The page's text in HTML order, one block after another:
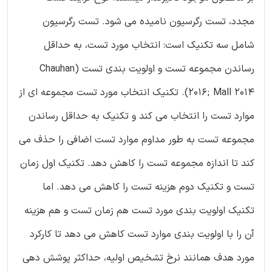
مجدد، تست رگرسیون نامیده می شود. تست رگرسیون
شامل سه تکنیک است: انتخاب مورد تست، به حداقل
رساندن مجموعه تست و اولویت بندی تست (Chauhan
2016; Mall 2014). تکنیک انتخاب مورد تست مجموعه ای از
موارد تست را انتخاب می کند و تکنیک به حداقل رساندن
مجموعه تست به طور مداوم موارد تست اضافی را حذف می
کند تا اندازه مجموعه تست را کاهش دهد. تکنیک اول زمان
تست و تکنیک دوم هزینه تست را کاهش می دهد. اما
تکنیک اولویت بندی مورد تست هم زمان تست و هم هزینه
آن را با اولویت بندی موارد تست کاهش می دهد تا کارکرد
مورد هدف همانند نرخ تشخیص اولیه، حداکثر پوشش دهی